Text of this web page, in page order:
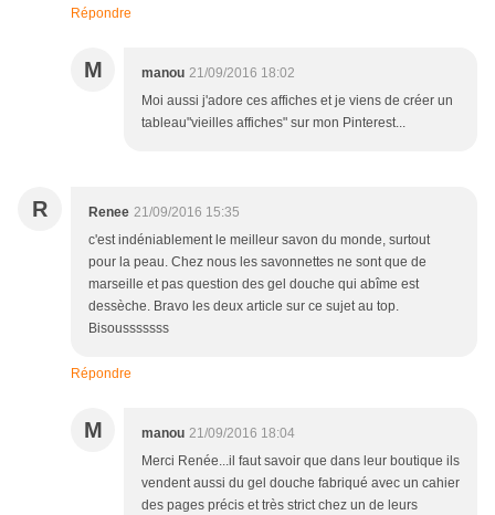
Répondre
M manou 21/09/2016 18:02
Moi aussi j'adore ces affiches et je viens de créer un
tableau"vieilles affiches" sur mon Pinterest...
R Renee 21/09/2016 15:35
c'est indéniablement le meilleur savon du monde, surtout
pour la peau. Chez nous les savonnettes ne sont que de
marseille et pas question des gel douche qui abîme est
dessèche. Bravo les deux article sur ce sujet au top.
Bisousssssss
Répondre
M manou 21/09/2016 18:04
Merci Renée...il faut savoir que dans leur boutique ils
vendent aussi du gel douche fabriqué avec un cahier
des pages précis et très strict chez un de leurs